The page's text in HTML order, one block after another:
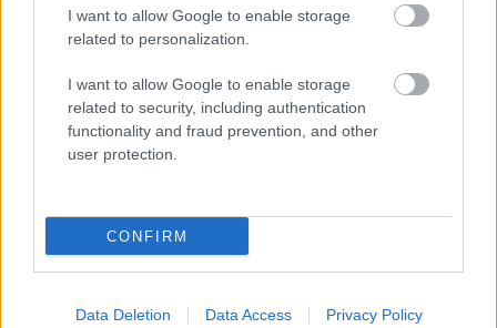
I want to allow Google to enable storage
related to personalization.
I want to allow Google to enable storage
related to security, including authentication
functionality and fraud prevention, and other
user protection.
CONFIRM
Data Deletion Data Access Privacy Policy
Hivatalos: eldőlt, hol fogadja Ukrajna a magyar